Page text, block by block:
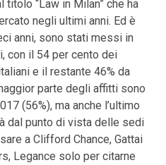
“Law in Milan” che ha
negli ultimi anni. Ed è
anni, sono stati messi in
con il 54 per cento dei
e il restante 46% da
parte degli affitti sono
(56%), ma anche l’ultimo
dal punto di vista delle sedi
a Clifford Chance, Gattai
Legance solo per citarne